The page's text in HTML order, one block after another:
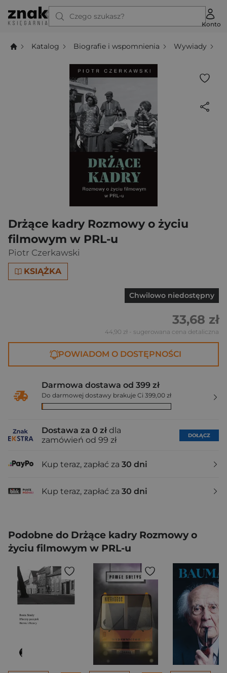
Czego szukasz?
Konto
Katalog Biografie i wspomnienia Wywiady
Drżące kadry Rozmowy o życiu
filmowym w PRL-u
Piotr Czerkawski
KSIĄŻKA
Chwilowo niedostępny
33,68 zł
44,90 zł - sugerowana cena detaliczna
POWIADOM O DOSTĘPNOŚCI
Darmowa dostawa od 399 zł
Do darmowej dostawy brakuje Ci 399,00 zł
Dostawa za 0 zł dla
zamówień od 99 zł
DOŁĄCZ
Kup teraz, zapłać za 30 dni
Kup teraz, zapłać za 30 dni
Podobne do Drżące kadry Rozmowy o
życiu filmowym w PRL-u